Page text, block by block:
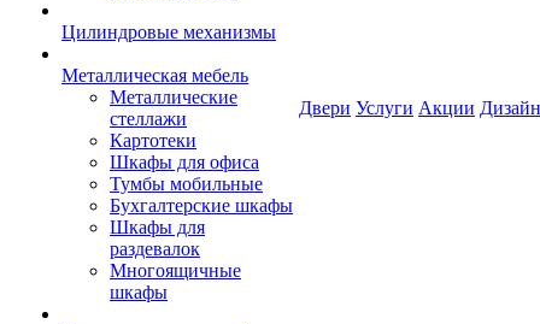
Цилиндровые механизмы
Металлическая мебель
Металлические
стеллажи
Картотеки
Шкафы для офиса
Тумбы мобильные
Бухгалтерские шкафы
Шкафы для
раздевалок
Многоящичные
шкафы
Двери Услуги Акции